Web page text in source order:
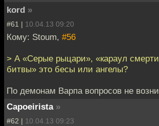
kord »
#61 | 10.04.13 09:20
Кому: Stoum, #56
> А «Серые рыцари», «караул
битвы» это бесы или ангелы?
По демонам Варпа вопросов не
Capoeirista »
#62 | 10.04.13 09:23